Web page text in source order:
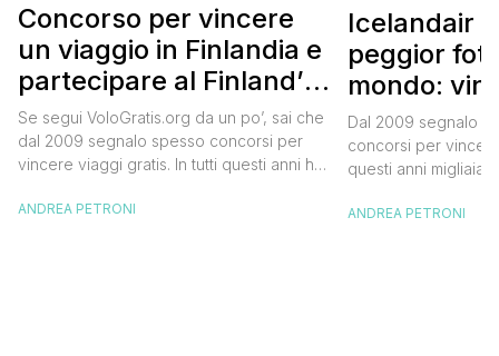
Concorso per vincere
un viaggio in Finlandia e
partecipare al Finland’s
Official Tasting
Se segui VoloGratis.org da un po’, sai che
dal 2009 segnalo spesso concorsi per
vincere viaggi gratis. In tutti questi anni ho
destinazioni incredibili grazie a queste
ANDREA PETRONI
Icelandair
peggior
mondo:
in Islanda
dollari
Dal 2009 segnalo
concorsi per
questi anni migliaia
segnalazioni
ANDREA PETRONI